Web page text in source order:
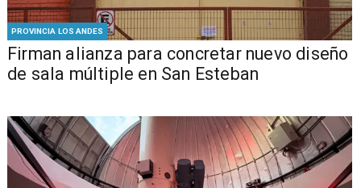
PROVINCIA LOS ANDES
​​Firman alianza para concretar nuevo diseño
de sala múltiple en San Esteban